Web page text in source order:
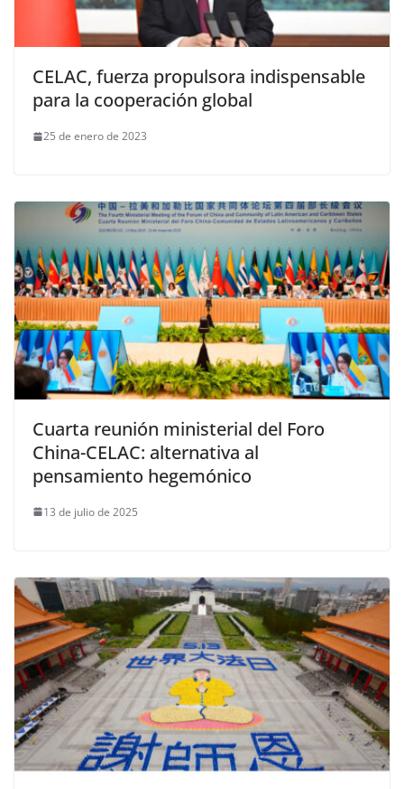
CELAC, fuerza propulsora indispensable
para la cooperación global
25 de enero de 2023
Cuarta reunión ministerial del Foro
China-CELAC: alternativa al
pensamiento hegemónico
13 de julio de 2025